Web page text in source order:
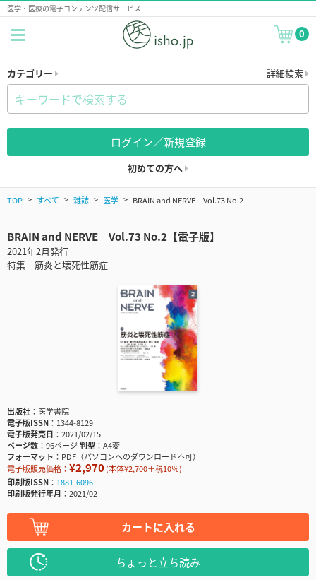
医学・医療の電子コンテンツ配信サービス
0
カテゴリー 詳細検索
ログイン／新規登録
初めての方へ
TOP すべて 雑誌 医学 BRAIN and NERVE Vol.73 No.2
BRAIN and NERVE Vol.73 No.2【電子版】
2021年2月発行
特集 筋炎と壊死性筋症
出版社
医学書院
電子版ISSN
1344-8129
電子版発売日
2021/02/15
ページ数
96ページ判型
A4変
フォーマット
PDF（パソコンへのダウンロード不可）
電子版販売価格： ¥2,970(本体¥2,700＋税10％)
印刷版ISSN
1881-6096
印刷版発行年月
2021/02
カートに入れる
ちょっと立ち読み